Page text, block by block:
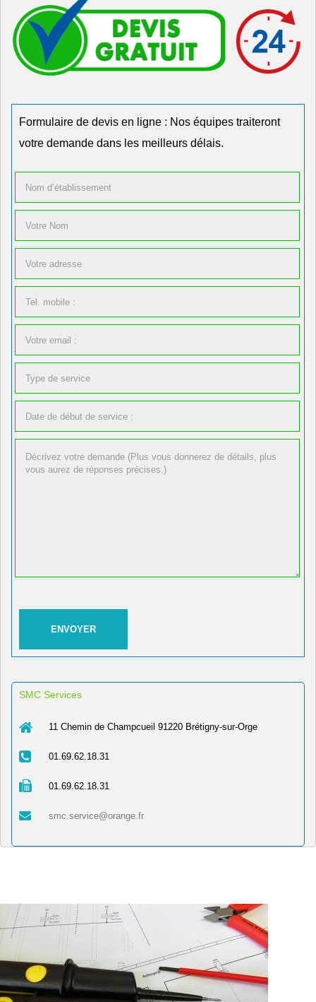
Formulaire de devis en ligne : Nos équipes traiteront
votre demande dans les meilleurs délais.
SMC Services
11 Chemin de Champcueil 91220 Brétigny-sur-Orge
01.69.62.18.31
01.69.62.18.31
smc.service@orange.fr